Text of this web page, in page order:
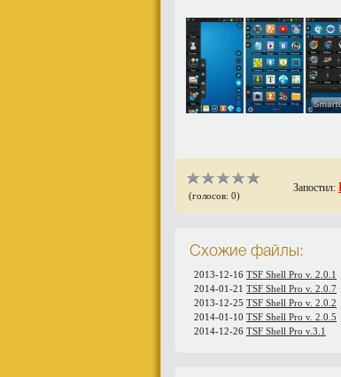
(голосов: 0)
Запостил:
Схожие файлы:
2013-12-16 TSF Shell Pro v. 2.0.1
2014-01-21 TSF Shell Pro v. 2.0.7
2013-12-25 TSF Shell Pro v. 2.0.2
2014-01-10 TSF Shell Pro v. 2.0.5
2014-12-26 TSF Shell Pro v.3.1